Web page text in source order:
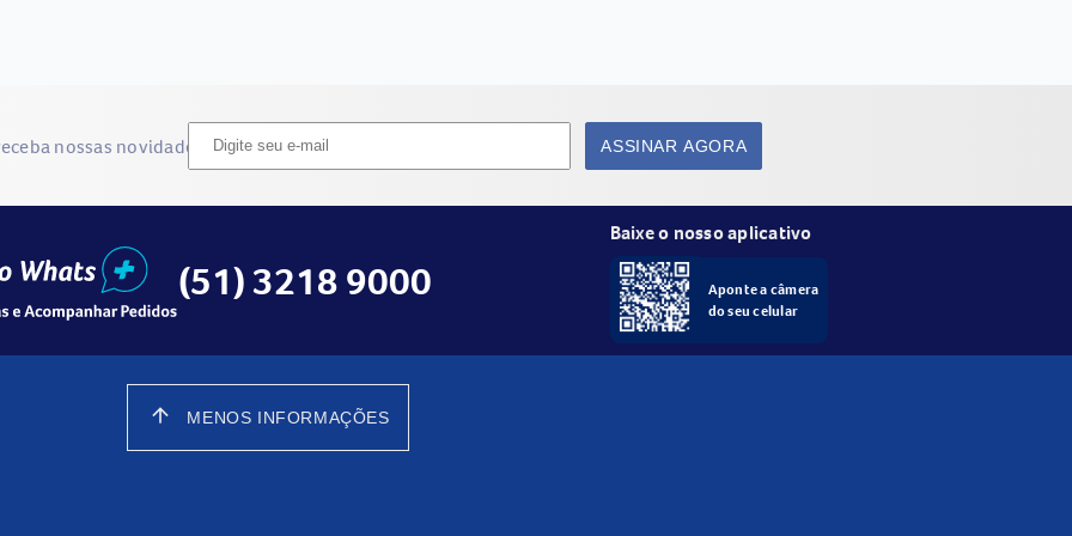
nossas novidades ASSINAR AGORA
(51) 3218 9000
Baixe o nosso aplicativo
Aponte a câmera
do seu celular
arrow_upward MENOS INFORMAÇÕES